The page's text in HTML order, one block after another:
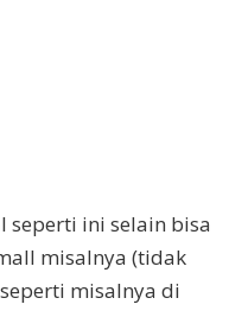
seperti ini selain bisa
misalnya (tidak
misalnya di